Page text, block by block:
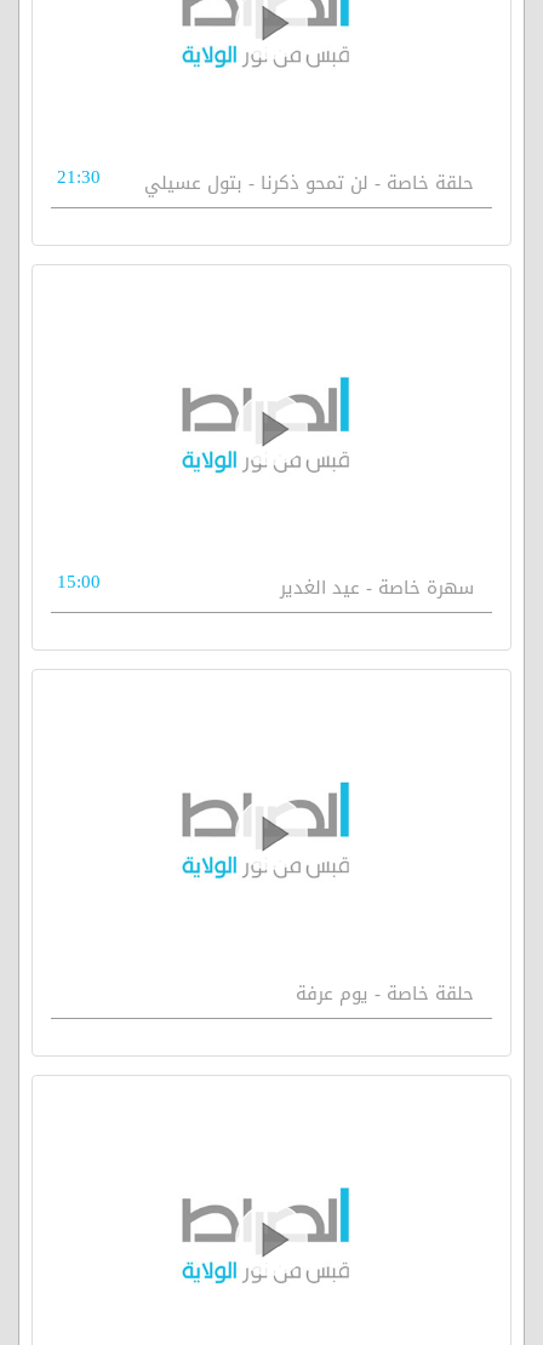
حلقة خاصة - لن تمحو ذكرنا - بتول عسيلي 21:30
سهرة خاصة - عيد الغدير 15:00
حلقة خاصة - يوم عرفة